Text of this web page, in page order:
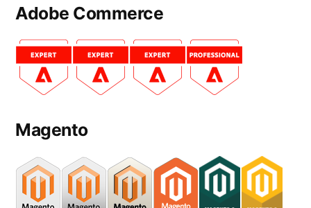
Adobe Commerce
Magento